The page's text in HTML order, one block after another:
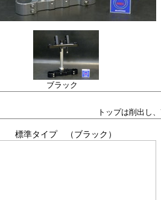
ブラック
トップは削出し
標準タイプ （ブラック）